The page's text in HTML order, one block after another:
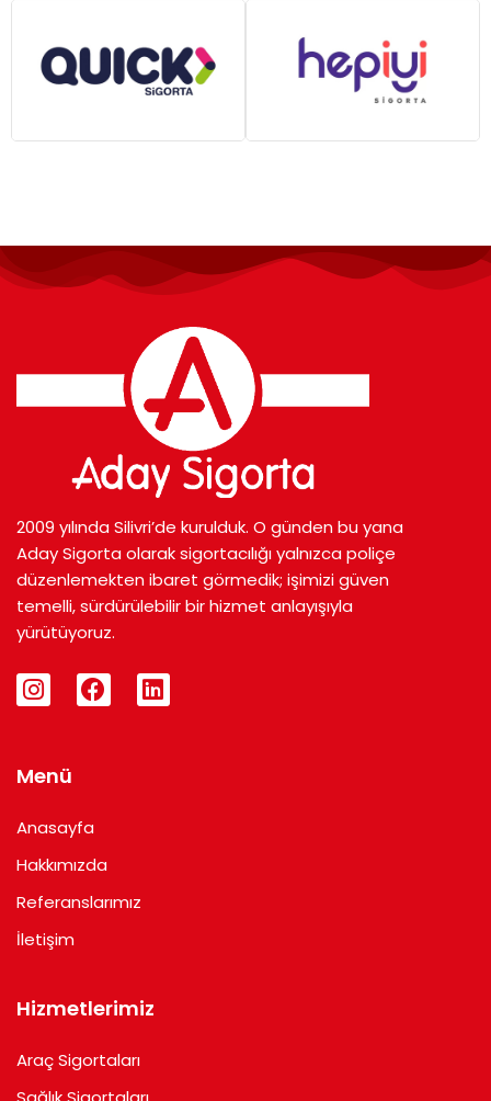
2009 yılında Silivri’de kurulduk. O günden bu yana
Aday Sigorta olarak sigortacılığı yalnızca poliçe
düzenlemekten ibaret görmedik; işimizi güven
temelli, sürdürülebilir bir hizmet anlayışıyla
yürütüyoruz.
I
n
a
r
a
m
F
a
o
k
L
i
Menü
Anasayfa
Hakkımızda
Referanslarımız
İletişim
Hizmetlerimiz
Araç Sigortaları